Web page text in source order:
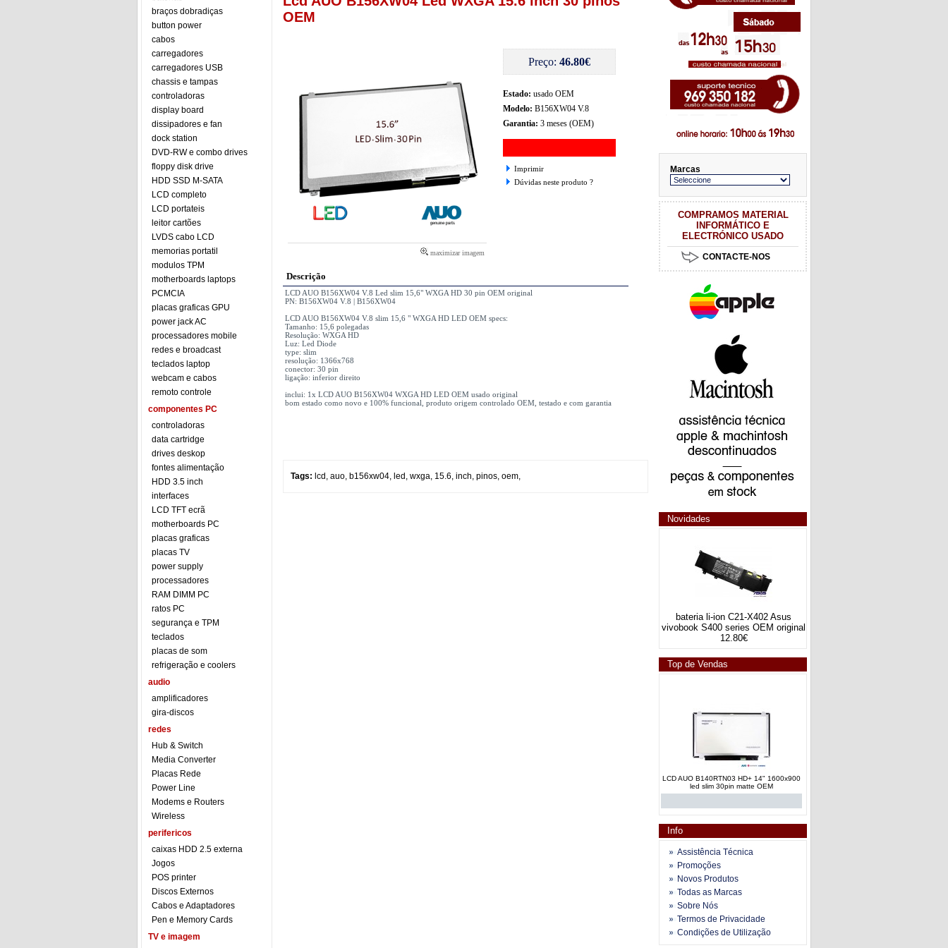
braços dobradiças
button power
cabos
carregadores
carregadores USB
chassis e tampas
controladoras
display board
dissipadores e fan
dock station
DVD-RW e combo drives
floppy disk drive
HDD SSD M-SATA
LCD completo
LCD portateis
leitor cartões
LVDS cabo LCD
memorias portatil
modulos TPM
motherboards laptops
PCMCIA
placas graficas GPU
power jack AC
processadores mobile
redes e broadcast
teclados laptop
webcam e cabos
remoto controle
componentes PC
controladoras
data cartridge
drives deskop
fontes alimentação
HDD 3.5 inch
interfaces
LCD TFT ecrã
motherboards PC
placas graficas
placas TV
power supply
processadores
RAM DIMM PC
ratos PC
segurança e TPM
teclados
placas de som
refrigeração e coolers
audio
amplificadores
gira-discos
redes
Hub & Switch
Media Converter
Placas Rede
Power Line
Modems e Routers
Wireless
perifericos
caixas HDD 2.5 externa
Jogos
POS printer
Discos Externos
Cabos e Adaptadores
Pen e Memory Cards
TV e imagem
OEM
maximizar imagem
Preço: 46.80€
Estado: usado OEM
Modelo: B156XW04 V.8
Garantia: 3 meses (OEM)
Imprimir
Dúvidas neste produto ?
Descrição
LCD AUO B156XW04 V.8 Led slim 15,6" WXGA HD 30 pin OEM original
PN: B156XW04 V.8 | B156XW04
LCD AUO B156XW04 V.8 slim 15,6 " WXGA HD LED OEM specs:
Tamanho: 15,6 polegadas
Resolução: WXGA HD
Luz: Led Diode
type: slim
resolução: 1366x768
conector: 30 pin
ligação: inferior direito
inclui: 1x LCD AUO B156XW04 WXGA HD LED OEM usado original
bom estado como novo e 100% funcional, produto origem controlado OEM, testado e com garantia
Tags: lcd , auo, b156xw04, led , wxga, 15.6, inch, pinos, oem,
Marcas
COMPRAMOS MATERIAL
INFORMÁTICO E
ELECTRÓNICO USADO
CONTACTE-NOS
Novidades
bateria li-ion C21-X402 Asus
vivobook S400 series OEM original
12.80€
Top de Vendas
led slim 30pin matte OEM
Lcd Led Ivo Chimei N156BGE 15.6" HD
matte slim 30 pinos innolux
Info
Assistência Técnica
Promoções
Novos Produtos
Todas as Marcas
Sobre Nós
Termos de Privacidade
Condições de Utilização